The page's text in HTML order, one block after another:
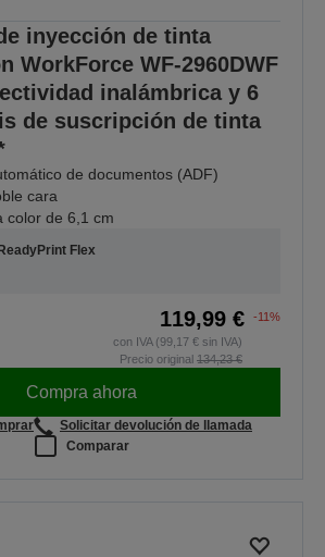
inyección de tinta
WorkForce WF-2960DWF
inalámbrica y 6
de suscripción de tinta
de documentos (ADF)
cara
color de 6,1 cm
Flex
119,99 €
-11%
con IVA (99,17 € sin IVA)
Precio original 134,23 €
Compra ahora
Solicitar devolución de llamada
Comparar